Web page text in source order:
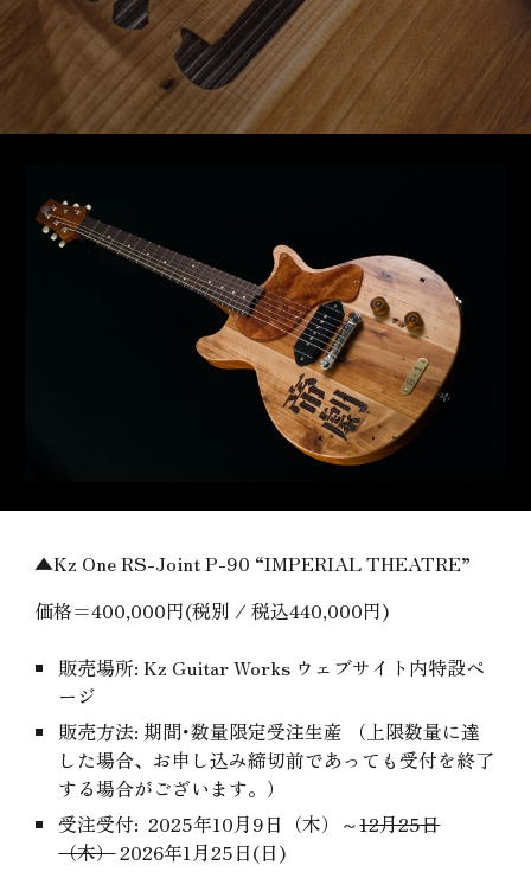
▲Kz One RS-Joint P-90 “IMPERIAL THEATRE”
価格=400,000円(税別 / 税込440,000円)
販売場所: Kz Guitar Works ウェブサイト内特設ペ
ージ
販売方法: 期間･数量限定受注生産 （上限数量に達
した場合、お申し込み締切前であっても受付を終了
する場合がございます。）
受注受付: 2025年10月9日（木） ～12月25日
（木）2026年1月25日(日)